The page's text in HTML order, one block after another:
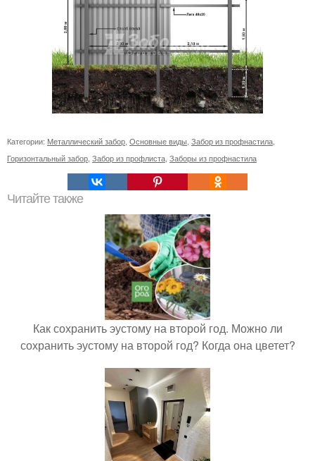
Категории: Металлический забор Основные виды Забор из профнастила
Горизонтальный забор Забор из профлиста Заборы из профнастила
Читайте также
Как сохранить эустому на второй год. Можно ли
сохранить эустому на второй год? Когда она цветет?